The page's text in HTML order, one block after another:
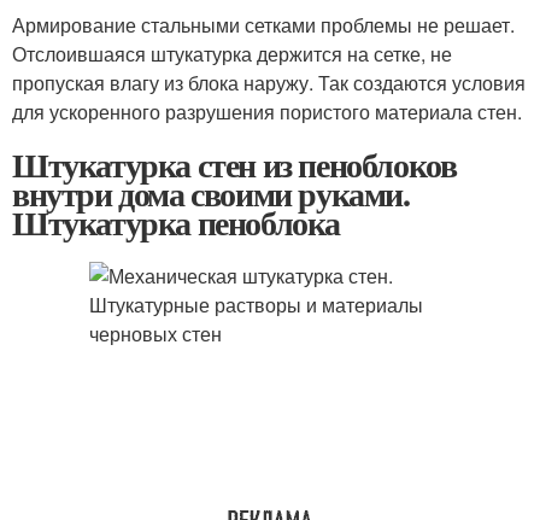
Армирование стальными сетками проблемы не решает.
Отслоившаяся штукатурка держится на сетке, не
пропуская влагу из блока наружу. Так создаются условия
для ускоренного разрушения пористого материала стен.
Штукатурка стен из пеноблоков
внутри дома своими руками.
Штукатурка пеноблока